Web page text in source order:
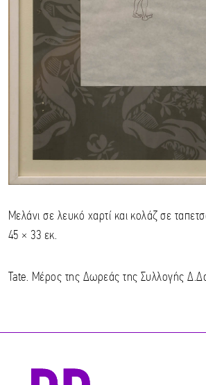
Μελάνι σε λευκό χαρτί και κολάζ σε
45 × 33 εκ.
Tate. Μέρος της Δωρεάς της Συλλογής